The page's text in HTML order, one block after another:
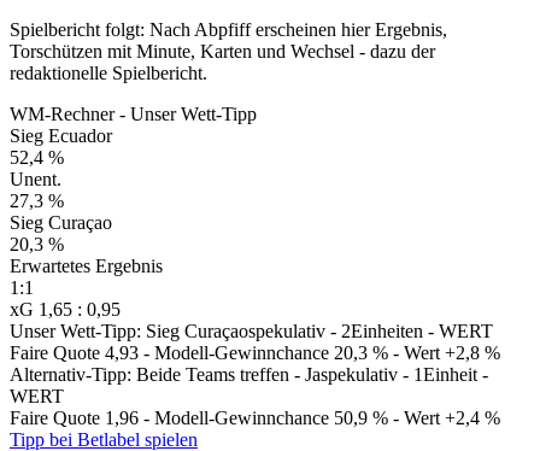
Spielbericht folgt: Nach Abpfiff erscheinen hier Ergebnis,
Torschützen mit Minute, Karten und Wechsel - dazu der
redaktionelle Spielbericht.
WM-Rechner - Unser Wett-Tipp
Sieg Ecuador
52,4 %
Unent.
27,3 %
Sieg Curaçao
20,3 %
Erwartetes Ergebnis
1:1
xG 1,65 : 0,95
Unser Wett-Tipp: Sieg Curaçaospekulativ - 2Einheiten - WERT
Faire Quote 4,93 - Modell-Gewinnchance 20,3 % - Wert +2,8 %
Alternativ-Tipp: Beide Teams treffen - Jaspekulativ - 1Einheit -
WERT
Faire Quote 1,96 - Modell-Gewinnchance 50,9 % - Wert +2,4 %
Tipp bei Betlabel spielen